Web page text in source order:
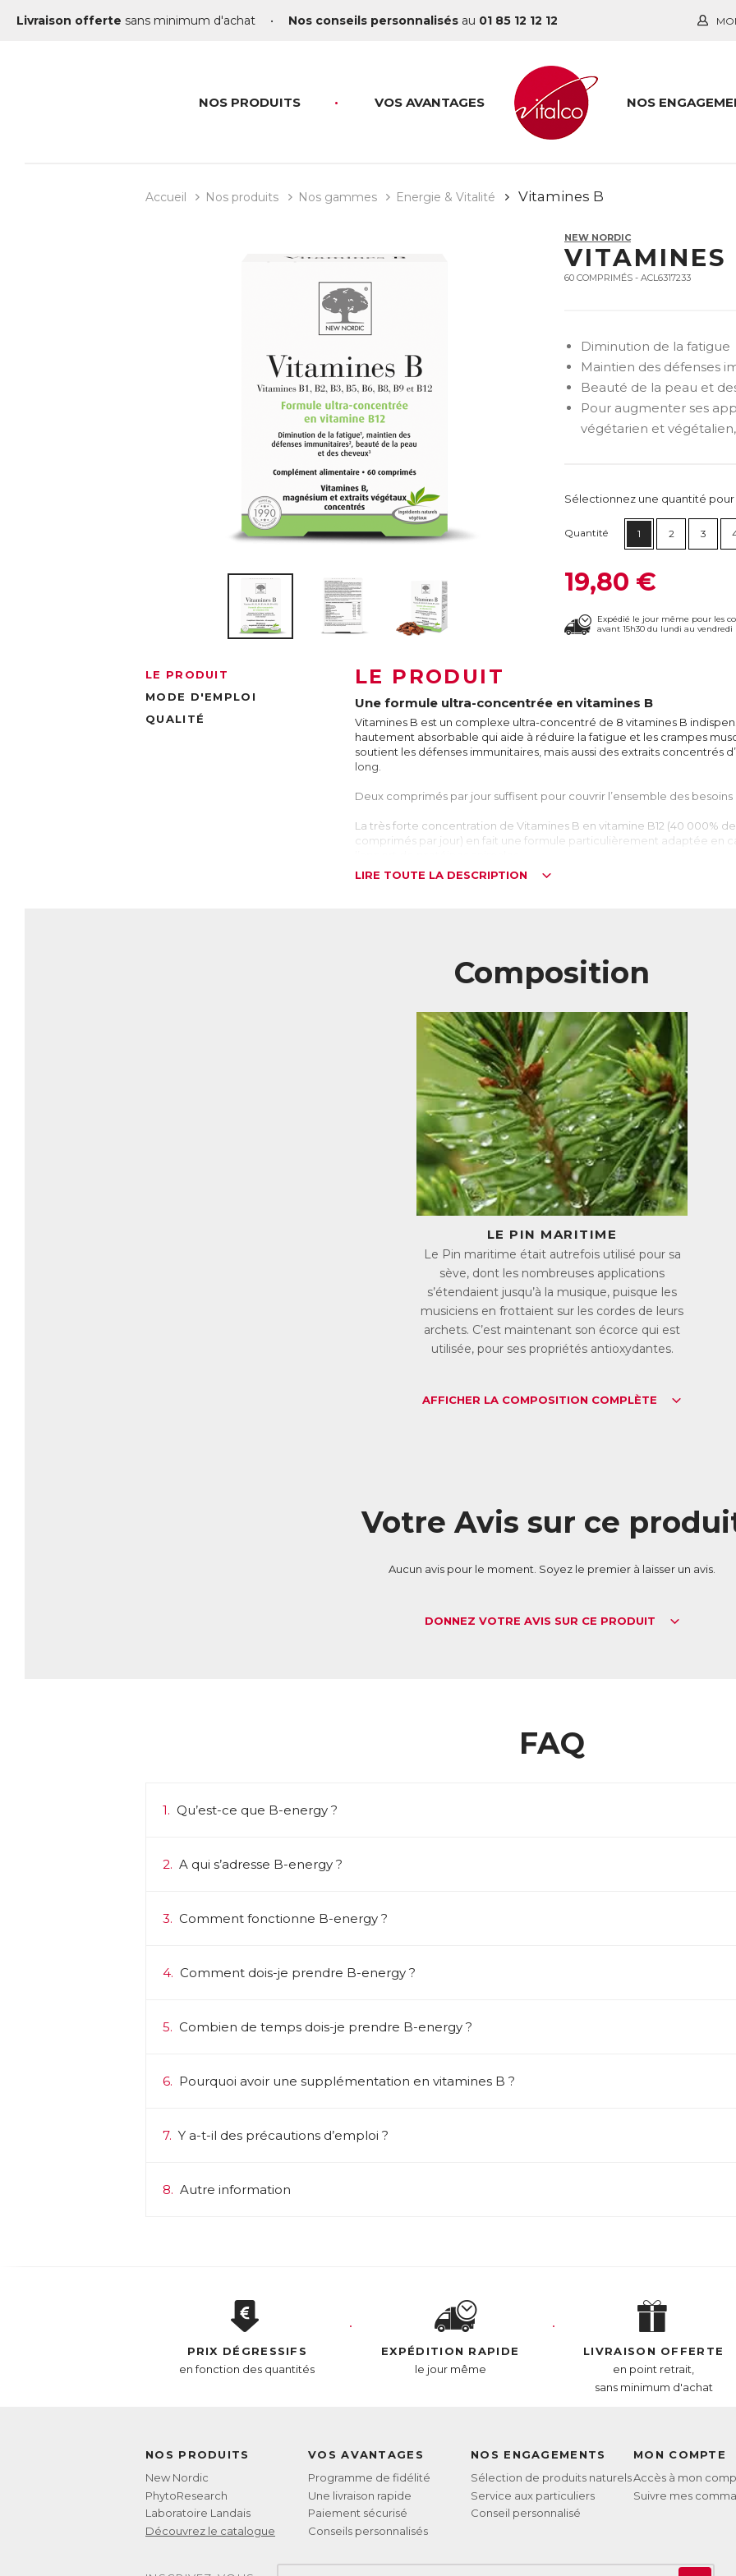
Livraison offerte sans minimum d'achat • Nos conseils personnalisés au 01 85 12 12 12
NOS PRODUITS VOS AVANTAGES NOS
Accueil Nos produits Nos gammes Energie & Vitalité Vitamines B
NEW NORDIC
VITAMINES
60 COMPRIMÉS - ACL6317233
Diminution de la fatigue
Maintien des défenses
Beauté de la peau et
Pour augmenter ses
végétarien et
Sélectionnez une quantité
Quantité 1 2 3
19,80 €
Expédié le jour même pour les
avant 15h30 du lundi au vendredi
LE PRODUIT
MODE D'EMPLOI
QUALITÉ
LE PRODUIT
Une formule ultra-concentrée en vitamines B
Vitamines B est un complexe ultra-concentré de 8 vitamines B
hautement absorbable qui aide à réduire la fatigue et les crampes
soutient les défenses immunitaires, mais aussi des extraits concentrés
long.
Deux comprimés par jour suffisent pour couvrir l’ensemble des
La très forte concentration de Vitamines B en vitamine B12 (40 000%
comprimés par jour) en fait une formule particulièrement adaptée en
Bien qu’elles soient généralement apportées par l’alimentation, une
cependant s’avérer nécessaire en fonction du régime alimentaire (la
produits d’origine animale par exemple). L’absorption digestive et
30% de la population senior européenne n’aurait pas des apports
Diminution de la fatigue
Les vitamines B2, B3, B5, B6, B9, B12, C et le magnésium aident à réduire
Les vitamines B et le magnésium jouent notamment un rôle important
(glucides, lipides et protéines) en énergie.
La vitamine B5 contribue aussi à des performances intellectuelles
neurotransmetteurs (molécules chimiques assurant la transmission de
La vitamine C joue un rôle essentiel dans l’absorption du fer,
Le Magnésium contenu dans Vitamines B est sous forme de malate
fait partie des mieux absorbées et des mieux tolérées par l’organisme.
Maintien des défenses de l’organisme
Les vitamines B6, B9, B12 et C contribuent au fonctionnement normal
La vitamine C est un puissant antioxydant qui protège les cellules,
l’attaque des radicaux libres qui les dégradent. Cette action est
Beauté de la peau et des cheveux
Autres actions
La vitamine B1 contribue à une bonne santé cardiovasculaire.
LIRE TOUTE LA DESCRIPTION
Composition
LE PIN MARITIME
Le Pin maritime était autrefois utilisé pour sa
sève, dont les nombreuses applications
s’étendaient jusqu’à la musique, puisque les
musiciens en frottaient sur les cordes de leurs
archets. C’est maintenant son écorce qui est
utilisée, pour ses propriétés antioxydantes.
AFFICHER LA COMPOSITION COMPLÈTE
Votre Avis sur ce
Aucun avis pour le moment. Soyez le premier à laisser un avis.
DONNEZ VOTRE AVIS SUR CE PRODUIT
FAQ
1. Qu’est-ce que B-energy ?
2. A qui s’adresse B-energy ?
3. Comment fonctionne B-energy ?
4. Comment dois-je prendre B-energy ?
5. Combien de temps dois-je prendre B-energy ?
6. Pourquoi avoir une supplémentation en vitamines B ?
7. Y a-t-il des précautions d’emploi ?
8. Autre information
PRIX DÉGRESSIFS
en fonction des quantités
EXPÉDITION RAPIDE
le jour même
LIVRAISON OFFERTE
en point retrait,
sans minimum d'achat
NOS PRODUITS
New Nordic
PhytoResearch
Laboratoire Landais
Découvrez le catalogue
VOS AVANTAGES
Programme de fidélité
Une livraison rapide
Paiement sécurisé
Conseils personnalisés
NOS ENGAGEMENTS
Sélection de produits naturels
Service aux particuliers
Conseil personnalisé
MON COMPTE
Accès à mon
Suivre mes